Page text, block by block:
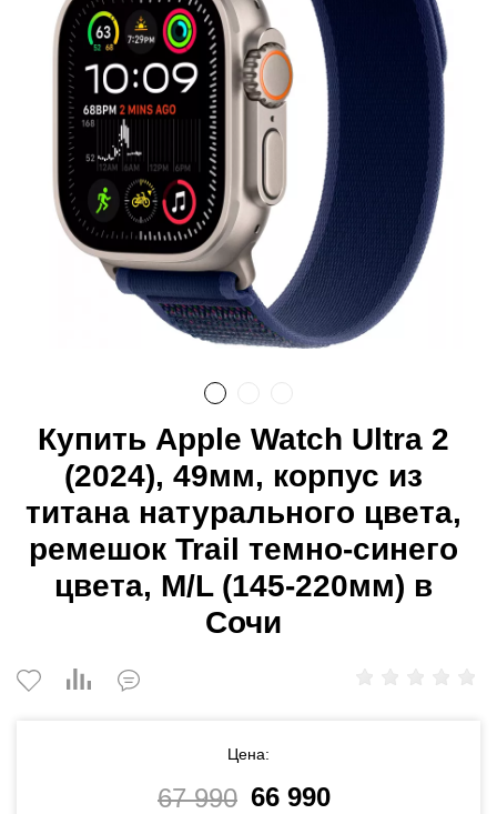
Купить Apple Watch Ultra 2
(2024), 49мм, корпус из
титана натурального цвета,
ремешок Trail темно-синего
цвета, M/L (145-220мм) в
Сочи
Цена:
67 990 66 990